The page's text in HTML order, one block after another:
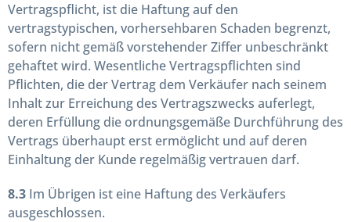
Vertragspflicht, ist die Haftung auf den
vertragstypischen, vorhersehbaren Schaden begrenzt,
sofern nicht gemäß vorstehender Ziffer unbeschränkt
gehaftet wird. Wesentliche Vertragspflichten sind
Pflichten, die der Vertrag dem Verkäufer nach seinem
Inhalt zur Erreichung des Vertragszwecks auferlegt,
deren Erfüllung die ordnungsgemäße Durchführung des
Vertrags überhaupt erst ermöglicht und auf deren
Einhaltung der Kunde regelmäßig vertrauen darf.
8.3 Im Übrigen ist eine Haftung des Verkäufers
ausgeschlossen.